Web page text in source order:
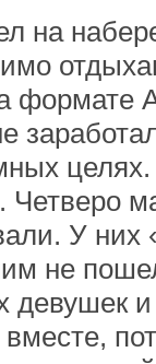
на
формате
У них
не
девушек